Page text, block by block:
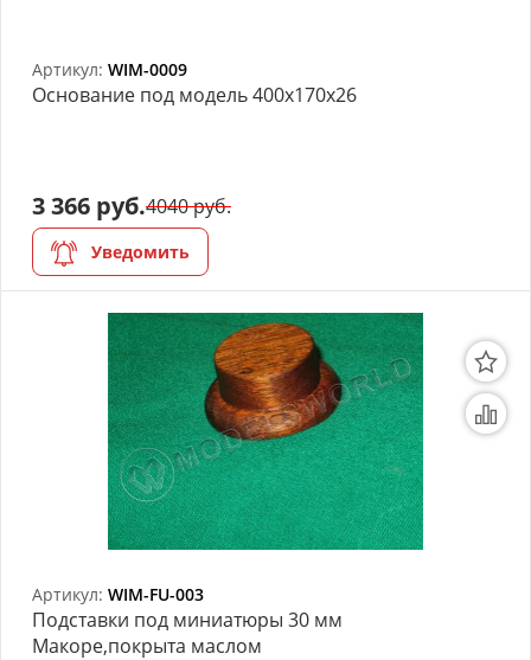
Артикул: WIM-0009
Основание под модель 400х170х26
3 366 руб.4040 руб.
Уведомить
Артикул: WIM-FU-003
Подставки под миниатюры 30 мм
Макоре,покрыта маслом